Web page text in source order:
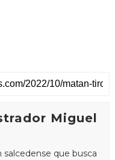
Miguel
salcedense que busca